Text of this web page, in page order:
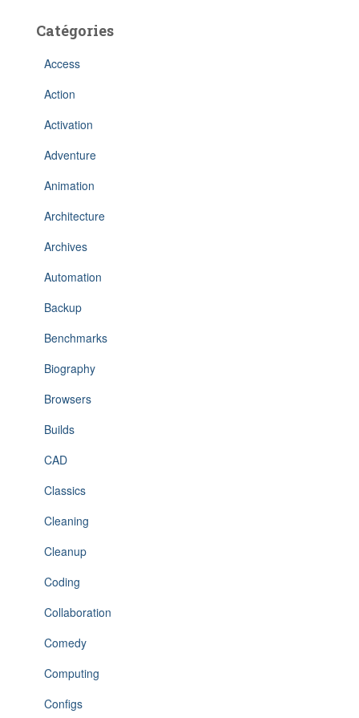
Catégories
Access
Action
Activation
Adventure
Animation
Architecture
Archives
Automation
Backup
Benchmarks
Biography
Browsers
Builds
CAD
Classics
Cleaning
Cleanup
Coding
Collaboration
Comedy
Computing
Configs